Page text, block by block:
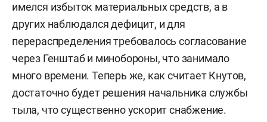
имелся избыток материальных средств, а в
других наблюдался дефицит, и для
перераспределения требовалось согласование
через Генштаб и минобороны, что занимало
много времени. Теперь же, как считает Кнутов,
достаточно будет решения начальника службы
тыла, что существенно ускорит снабжение.